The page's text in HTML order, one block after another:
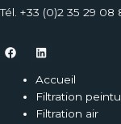
Tél. +33 (0)2 35 29 08
Accueil
Filtration
Filtration air